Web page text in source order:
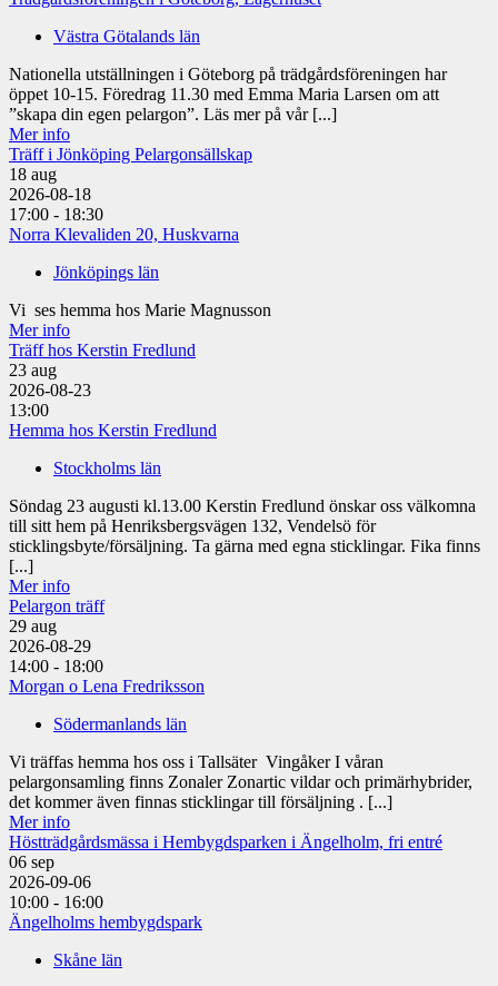
Västra Götalands län
Nationella utställningen i Göteborg på trädgårdsföreningen har
öppet 10-15. Föredrag 11.30 med Emma Maria Larsen om att
”skapa din egen pelargon”. Läs mer på vår [...]
Mer info
Träff i Jönköping Pelargonsällskap
18 aug
2026-08-18
17:00 - 18:30
Norra Klevaliden 20, Huskvarna
Jönköpings län
Vi ses hemma hos Marie Magnusson
Mer info
Träff hos Kerstin Fredlund
23 aug
2026-08-23
13:00
Hemma hos Kerstin Fredlund
Stockholms län
Söndag 23 augusti kl.13.00 Kerstin Fredlund önskar oss välkomna
till sitt hem på Henriksbergsvägen 132, Vendelsö för
sticklingsbyte/försäljning. Ta gärna med egna sticklingar. Fika finns
[...]
Mer info
Pelargon träff
29 aug
2026-08-29
14:00 - 18:00
Morgan o Lena Fredriksson
Södermanlands län
Vi träffas hemma hos oss i Tallsäter Vingåker I våran
pelargonsamling finns Zonaler Zonartic vildar och primärhybrider,
det kommer även finnas sticklingar till försäljning . [...]
Mer info
Höstträdgårdsmässa i Hembygdsparken i Ängelholm, fri entré
06 sep
2026-09-06
10:00 - 16:00
Ängelholms hembygdspark
Skåne län